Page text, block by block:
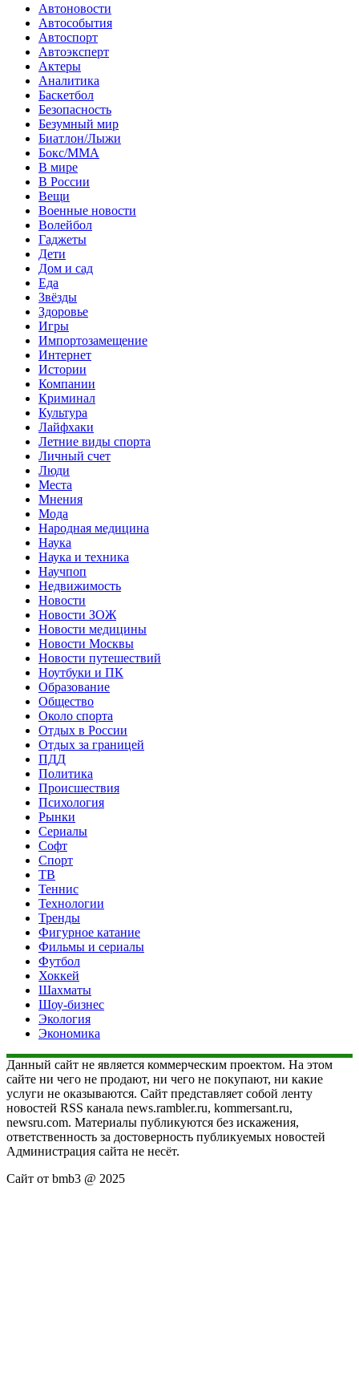
Автоновости
Автособытия
Автоспорт
Автоэксперт
Актеры
Аналитика
Баскетбол
Безопасность
Безумный мир
Биатлон/Лыжи
Бокс/MMA
В мире
В России
Вещи
Военные новости
Волейбол
Гаджеты
Дети
Дом и сад
Еда
Звёзды
Здоровье
Игры
Импортозамещение
Интернет
Истории
Компании
Криминал
Культура
Лайфхаки
Летние виды спорта
Личный счет
Люди
Места
Мнения
Мода
Народная медицина
Наука
Наука и техника
Научпоп
Недвижимость
Новости
Новости ЗОЖ
Новости медицины
Новости Москвы
Новости путешествий
Ноутбуки и ПК
Образование
Общество
Около спорта
Отдых в России
Отдых за границей
ПДД
Политика
Происшествия
Психология
Рынки
Сериалы
Софт
Спорт
ТВ
Теннис
Технологии
Тренды
Фигурное катание
Фильмы и сериалы
Футбол
Хоккей
Шахматы
Шоу-бизнес
Экология
Экономика
Данный сайт не является коммерческим проектом. На этом
сайте ни чего не продают, ни чего не покупают, ни какие
услуги не оказываются. Сайт представляет собой ленту
новостей RSS канала news.rambler.ru, kommersant.ru,
newsru.com. Материалы публикуются без искажения,
ответственность за достоверность публикуемых новостей
Администрация сайта не несёт.
Сайт от bmb3 @ 2025